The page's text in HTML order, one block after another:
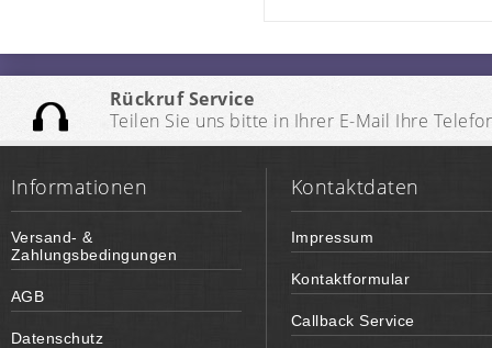
Rückruf Service
Teilen Sie uns bitte in Ihrer E-Mail Ihre
Informationen
Versand- &
Zahlungsbedingungen
AGB
Datenschutz
Kontaktdaten
Impressum
Kontaktformular
Callback Service